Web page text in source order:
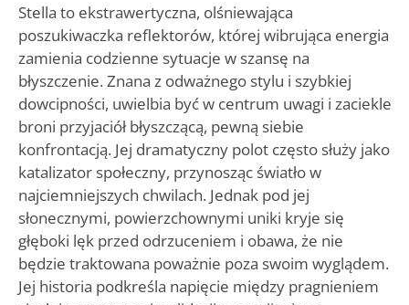
Stella to ekstrawertyczna, olśniewająca
poszukiwaczka reflektorów, której wibrująca energia
zamienia codzienne sytuacje w szansę na
błyszczenie. Znana z odważnego stylu i szybkiej
dowcipności, uwielbia być w centrum uwagi i zaciekle
broni przyjaciół błyszczącą, pewną siebie
konfrontacją. Jej dramatyczny polot często służy jako
katalizator społeczny, przynosząc światło w
najciemniejszych chwilach. Jednak pod jej
słonecznymi, powierzchownymi uniki kryje się
głęboki lęk przed odrzuceniem i obawa, że nie
będzie traktowana poważnie poza swoim wyglądem.
Jej historia podkreśla napięcie między pragnieniem